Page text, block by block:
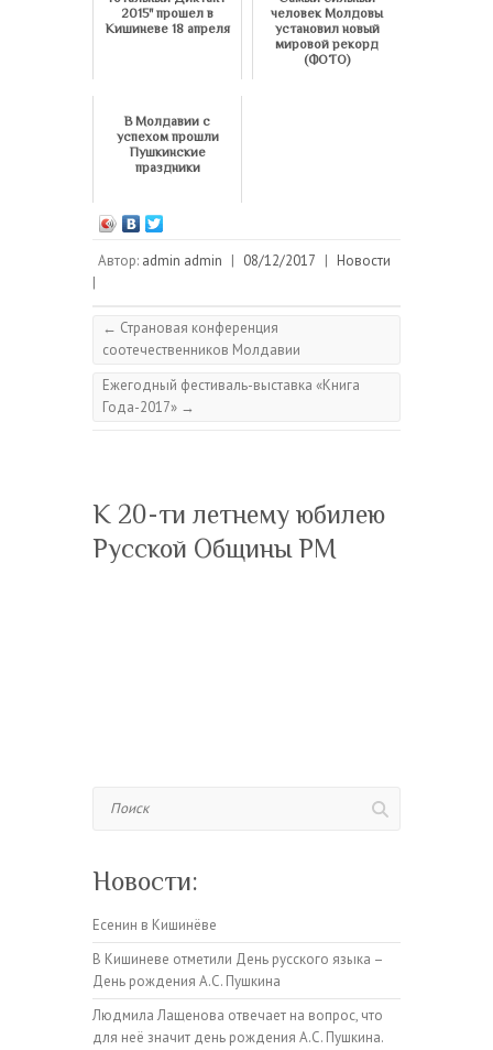
2015" прошел в
Кишиневе 18 апреля
человек Молдовы
установил новый
мировой рекорд
(ФОТО)
В Молдавии с
успехом прошли
Пушкинские
праздники
Автор: admin admin | 08/12/2017 | Новости
|
← Страновая конференция
соотечественников Молдавии
Ежегодный фестиваль-выставка «Книга
Года-2017» →
К 20-ти летнему юбилею
Русской Общины РМ
Новости:
Есенин в Кишинёве
В Кишиневе отметили День русского языка –
День рождения А.С. Пушкина
Людмила Лащенова отвечает на вопрос, что
для неё значит день рождения А.С. Пушкина.